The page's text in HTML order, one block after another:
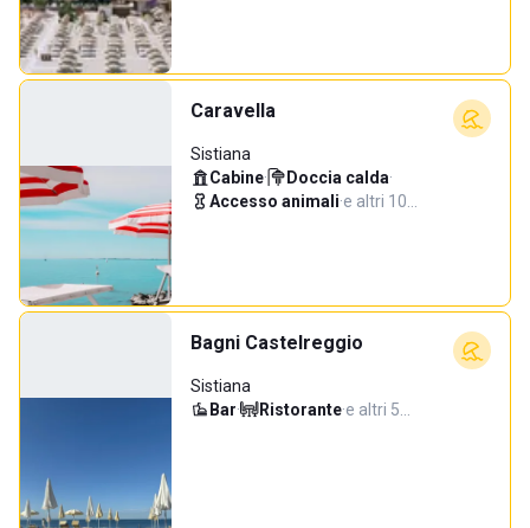
Caravella
Sistiana
Cabine· Doccia calda·
Accesso animali·e altri 10…
Bagni Castelreggio
Sistiana
Bar· Ristorante·e altri 5…